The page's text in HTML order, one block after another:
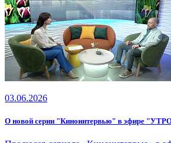
03.06.2026
О новой серии "Киноинтервью" в эфире